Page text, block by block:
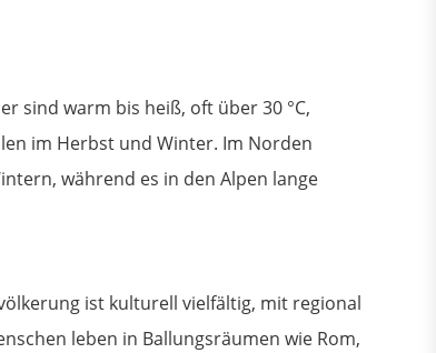
sind warm bis heiß, oft über 30 °C,
im Herbst und Winter. Im Norden
während es in den Alpen lange
ist kulturell vielfältig, mit regional
leben in Ballungsräumen wie Rom,